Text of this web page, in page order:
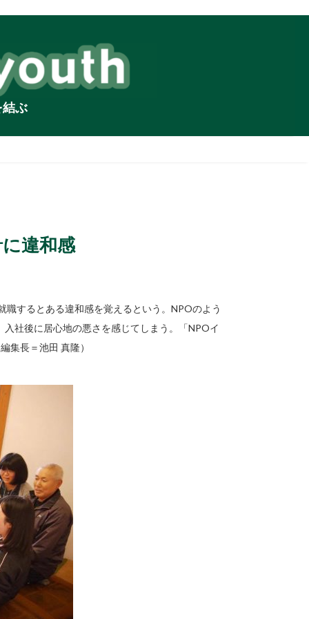
ぶ
違和感
するとある違和感を覚えるという。NPOのよう
社後に居心地の悪さを感じてしまう。「NPOイ
集長＝池田 真隆）